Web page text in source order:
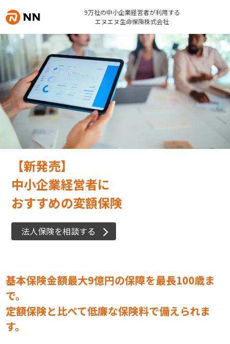
9万社の中小企業経営者が利用する
エヌエヌ生命保険株式会社
【新発売】
中小企業経営者に
おすすめの変額保険
法人保険を相談する
基本保険金額最大9億円の保障を最長100歳ま
で。
定額保険と比べて低廉な保険料で備えられま
す。